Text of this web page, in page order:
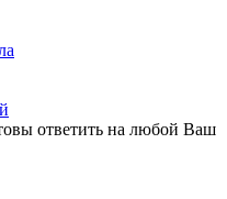
ответить на любой Ваш